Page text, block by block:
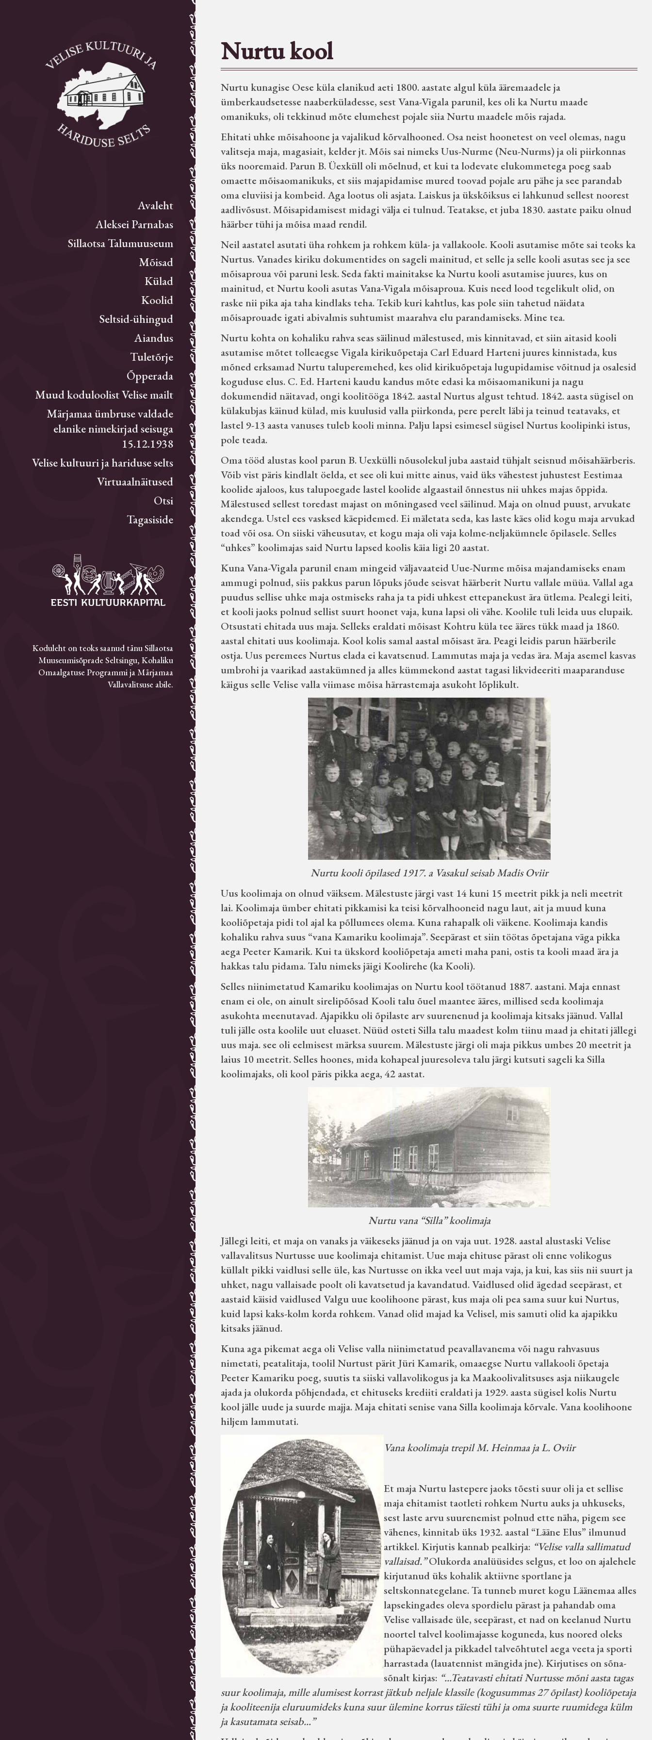
Avaleht
Aleksei Parnabas
Sillaotsa Talumuuseum
Mõisad
Külad
Koolid
Seltsid-ühingud
Aiandus
Tuletõrje
Õpperada
Muud koduloolist Velise mailt
Märjamaa ümbruse valdade
elanike nimekirjad seisuga
15.12.1938
Velise kultuuri ja hariduse selts
Virtuaalnäitused
Otsi
Tagasiside
Koduleht on teoks saanud tänu Sillaotsa
Muuseumisõprade Seltsingu, Kohaliku
Omaalgatuse Programmi ja Märjamaa
Vallavalitsuse abile.
Nurtu kool
Nurtu kunagise Oese küla elanikud aeti 1800. aastate algul küla ääremaadele ja
ümberkaudsetesse naaberküladesse, sest Vana-Vigala parunil, kes oli ka Nurtu maade
omanikuks, oli tekkinud mõte elumehest pojale siia Nurtu maadele mõis rajada.
Ehitati uhke mõisahoone ja vajalikud kõrvalhooned. Osa neist hoonetest on veel olemas, nagu
valitseja maja, magasiait, kelder jt. Mõis sai nimeks Uus-Nurme (Neu-Nurms) ja oli piirkonnas
üks nooremaid. Parun B. Üexküll oli mõelnud, et kui ta lodevate elukommetega poeg saab
omaette mõisaomanikuks, et siis majapidamise mured toovad pojale aru pähe ja see parandab
oma eluviisi ja kombeid. Aga lootus oli asjata. Laiskus ja ükskõiksus ei lahkunud sellest noorest
aadlivõsust. Mõisapidamisest midagi välja ei tulnud. Teatakse, et juba 1830. aastate paiku olnud
häärber tühi ja mõisa maad rendil.
Neil aastatel asutati üha rohkem ja rohkem küla- ja vallakoole. Kooli asutamise mõte sai teoks ka
Nurtus. Vanades kiriku dokumentides on sageli mainitud, et selle ja selle kooli asutas see ja see
mõisaproua või paruni lesk. Seda fakti mainitakse ka Nurtu kooli asutamise juures, kus on
mainitud, et Nurtu kooli asutas Vana-Vigala mõisaproua. Kuis need lood tegelikult olid, on
raske nii pika aja taha kindlaks teha. Tekib kuri kahtlus, kas pole siin tahetud näidata
mõisaprouade igati abivalmis suhtumist maarahva elu parandamiseks. Mine tea.
Nurtu kohta on kohaliku rahva seas säilinud mälestused, mis kinnitavad, et siin aitasid kooli
asutamise mõtet tolleaegse Vigala kirikuõpetaja Carl Eduard Harteni juures kinnistada, kus
mõned erksamad Nurtu taluperemehed, kes olid kirikuõpetaja lugupidamise võitnud ja osalesid
koguduse elus. C. Ed. Harteni kaudu kandus mõte edasi ka mõisaomanikuni ja nagu
dokumendid näitavad, ongi koolitööga 1842. aastal Nurtus algust tehtud. 1842. aasta sügisel on
külakubjas käinud külad, mis kuulusid valla piirkonda, pere perelt läbi ja teinud teatavaks, et
lastel 9-13 aasta vanuses tuleb kooli minna. Palju lapsi esimesel sügisel Nurtus koolipinki istus,
pole teada.
Oma tööd alustas kool parun B. Uexkülli nõusolekul juba aastaid tühjalt seisnud mõisahäärberis.
Võib vist päris kindlalt öelda, et see oli kui mitte ainus, vaid üks vähestest juhustest Eestimaa
koolide ajaloos, kus talupoegade lastel koolide algaastail õnnestus nii uhkes majas õppida.
Mälestused sellest toredast majast on mõningased veel säilinud. Maja on olnud puust, arvukate
akendega. Ustel ees vasksed käepidemed. Ei mäletata seda, kas laste käes olid kogu maja arvukad
toad või osa. On siiski väheusutav, et kogu maja oli vaja kolme-neljakümnele õpilasele. Selles
“uhkes” koolimajas said Nurtu lapsed koolis käia ligi 20 aastat.
Kuna Vana-Vigala parunil enam mingeid väljavaateid Uue-Nurme mõisa majandamiseks enam
ammugi polnud, siis pakkus parun lõpuks jõude seisvat häärberit Nurtu vallale müüa. Vallal aga
puudus sellise uhke maja ostmiseks raha ja ta pidi uhkest ettepanekust ära ütlema. Pealegi leiti,
et kooli jaoks polnud sellist suurt hoonet vaja, kuna lapsi oli vähe. Koolile tuli leida uus elupaik.
Otsustati ehitada uus maja. Selleks eraldati mõisast Kohtru küla tee ääres tükk maad ja 1860.
aastal ehitati uus koolimaja. Kool kolis samal aastal mõisast ära. Peagi leidis parun häärberile
ostja. Uus peremees Nurtus elada ei kavatsenud. Lammutas maja ja vedas ära. Maja asemel kasvas
umbrohi ja vaarikad aastakümned ja alles kümmekond aastat tagasi likvideeriti maaparanduse
käigus selle Velise valla viimase mõisa härrastemaja asukoht lõplikult.
Nurtu kooli õpilased 1917. a Vasakul seisab Madis Oviir
Uus koolimaja on olnud väiksem. Mälestuste järgi vast 14 kuni 15 meetrit pikk ja neli meetrit
lai. Koolimaja ümber ehitati pikkamisi ka teisi kõrvalhooneid nagu laut, ait ja muud kuna
kooliõpetaja pidi tol ajal ka põllumees olema. Kuna rahapalk oli väikene. Koolimaja kandis
kohaliku rahva suus “vana Kamariku koolimaja”. Seepärast et siin töötas õpetajana väga pikka
aega Peeter Kamarik. Kui ta ükskord kooliõpetaja ameti maha pani, ostis ta kooli maad ära ja
hakkas talu pidama. Talu nimeks jäigi Koolirehe (ka Kooli).
Selles niinimetatud Kamariku koolimajas on Nurtu kool töötanud 1887. aastani. Maja ennast
enam ei ole, on ainult sirelipõõsad Kooli talu õuel maantee ääres, millised seda koolimaja
asukohta meenutavad. Ajapikku oli õpilaste arv suurenenud ja koolimaja kitsaks jäänud. Vallal
tuli jälle osta koolile uut eluaset. Nüüd osteti Silla talu maadest kolm tiinu maad ja ehitati jällegi
uus maja. see oli eelmisest märksa suurem. Mälestuste järgi oli maja pikkus umbes 20 meetrit ja
laius 10 meetrit. Selles hoones, mida kohapeal juuresoleva talu järgi kutsuti sageli ka Silla
koolimajaks, oli kool päris pikka aega, 42 aastat.
Nurtu vana “Silla” koolimaja
Jällegi leiti, et maja on vanaks ja väikeseks jäänud ja on vaja uut. 1928. aastal alustaski Velise
vallavalitsus Nurtusse uue koolimaja ehitamist. Uue maja ehituse pärast oli enne volikogus
küllalt pikki vaidlusi selle üle, kas Nurtusse on ikka veel uut maja vaja, ja kui, kas siis nii suurt ja
uhket, nagu vallaisade poolt oli kavatsetud ja kavandatud. Vaidlused olid ägedad seepärast, et
aastaid käisid vaidlused Valgu uue koolihoone pärast, kus maja oli pea sama suur kui Nurtus,
kuid lapsi kaks-kolm korda rohkem. Vanad olid majad ka Velisel, mis samuti olid ka ajapikku
kitsaks jäänud.
Kuna aga pikemat aega oli Velise valla niinimetatud peavallavanema või nagu rahvasuus
nimetati, peatalitaja, toolil Nurtust pärit Jüri Kamarik, omaaegse Nurtu vallakooli õpetaja
Peeter Kamariku poeg, suutis ta siiski vallavolikogus ja ka Maakoolivalitsuses asja niikaugele
ajada ja olukorda põhjendada, et ehituseks krediiti eraldati ja 1929. aasta sügisel kolis Nurtu
kool jälle uude ja suurde majja. Maja ehitati senise vana Silla koolimaja kõrvale. Vana koolihoone
hiljem lammutati.
Vana koolimaja trepil M. Heinmaa ja L. Oviir
Et maja Nurtu lastepere jaoks tõesti suur oli ja et sellise
maja ehitamist taotleti rohkem Nurtu auks ja uhkuseks,
sest laste arvu suurenemist polnud ette näha, pigem see
vähenes, kinnitab üks 1932. aastal “Lääne Elus” ilmunud
artikkel. Kirjutis kannab pealkirja: “Velise valla sallimatud
vallaisad.”Olukorda analüüsides selgus, et loo on ajalehele
kirjutanud üks kohalik aktiivne sportlane ja
seltskonnategelane. Ta tunneb muret kogu Läänemaa alles
lapsekingades oleva spordielu pärast ja pahandab oma
Velise vallaisade üle, seepärast, et nad on keelanud Nurtu
noortel talvel koolimajasse koguneda, kus noored oleks
pühapäevadel ja pikkadel talveõhtutel aega veeta ja sporti
harrastada (lauatennist mängida jne). Kirjutises on sõna-
sõnalt kirjas: “...Teatavasti ehitati Nurtusse mõni aasta tagas
suur koolimaja, mille alumisest korrast jätkub neljale klassile (kogusummas 27 õpilast) kooliõpetaja
ja kooliteenija eluruumideks kuna suur ülemine korrus täiesti tühi ja oma suurte ruumidega külm
ja kasutamata seisab...”